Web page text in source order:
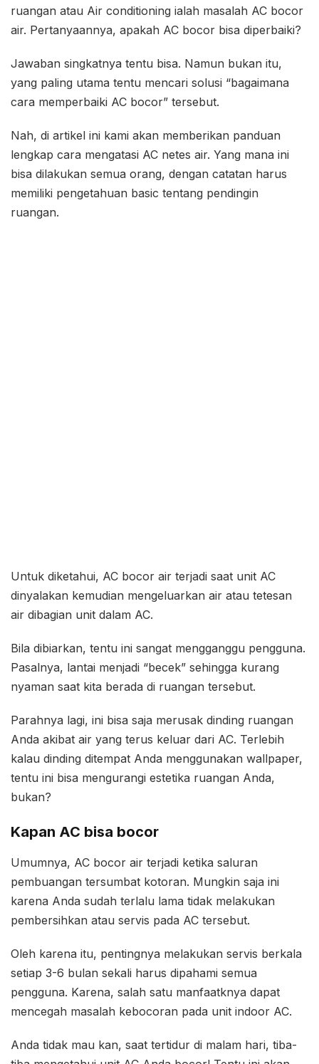
ruangan atau Air conditioning ialah masalah AC bocor
air. Pertanyaannya, apakah AC bocor bisa diperbaiki?
Jawaban singkatnya tentu bisa. Namun bukan itu,
yang paling utama tentu mencari solusi “bagaimana
cara memperbaiki AC bocor” tersebut.
Nah, di artikel ini kami akan memberikan panduan
lengkap cara mengatasi AC netes air. Yang mana ini
bisa dilakukan semua orang, dengan catatan harus
memiliki pengetahuan basic tentang pendingin
ruangan.
Untuk diketahui, AC bocor air terjadi saat unit AC
dinyalakan kemudian mengeluarkan air atau tetesan
air dibagian unit dalam AC.
Bila dibiarkan, tentu ini sangat mengganggu pengguna.
Pasalnya, lantai menjadi “becek” sehingga kurang
nyaman saat kita berada di ruangan tersebut.
Parahnya lagi, ini bisa saja merusak dinding ruangan
Anda akibat air yang terus keluar dari AC. Terlebih
kalau dinding ditempat Anda menggunakan wallpaper,
tentu ini bisa mengurangi estetika ruangan Anda,
bukan?
Kapan AC bisa bocor
Umumnya, AC bocor air terjadi ketika saluran
pembuangan tersumbat kotoran. Mungkin saja ini
karena Anda sudah terlalu lama tidak melakukan
pembersihkan atau servis pada AC tersebut.
Oleh karena itu, pentingnya melakukan servis berkala
setiap 3-6 bulan sekali harus dipahami semua
pengguna. Karena, salah satu manfaatknya dapat
mencegah masalah kebocoran pada unit indoor AC.
Anda tidak mau kan, saat tertidur di malam hari, tiba-